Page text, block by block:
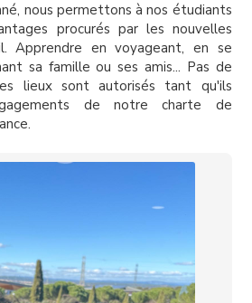
nous permettons à nos étudiants
procurés par les nouvelles
Apprendre en voyageant, en se
sa famille ou ses amis... Pas de
lieux sont autorisés tant qu'ils
de notre charte de